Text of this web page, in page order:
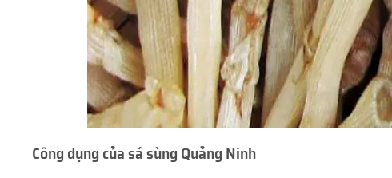
Công dụng của sá sùng Quảng Ninh